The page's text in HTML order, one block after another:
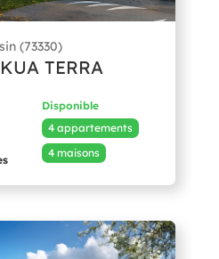
(73330)
TERRA
Disponible
4 appartements
4 maisons